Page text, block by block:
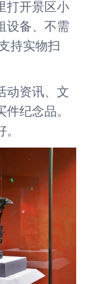
打开景区小
设备、不需
持实物扫
动资讯、文
纪念品。